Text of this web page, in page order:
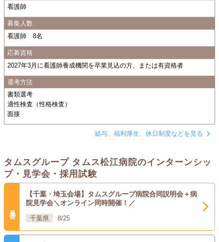
看護師
募集人数
看護師 8名
応募資格
2027年3月に看護師養成機関を卒業見込の方、または有資格者
選考方法
書類選考
適性検査（性格検査）
面接
給与、福利厚生、休日制度などを見る
タムスグループ タムス松江病院のインターンシッ
プ・見学会・採用試験
【千葉・埼玉会場】タムスグループ病院合同説明会＋病
院見学会＼オンライン同時開催！／
千葉県 8/25